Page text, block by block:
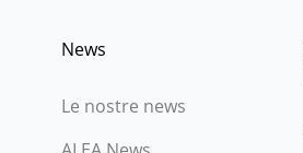
News
Le nostre news